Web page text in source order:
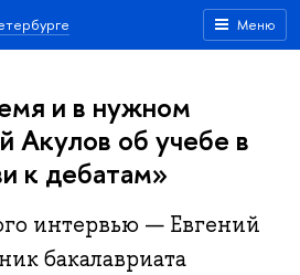
Меню
и в нужном
Акулов об учебе в
к дебатам»
интервью — Евгений
бакалавриата